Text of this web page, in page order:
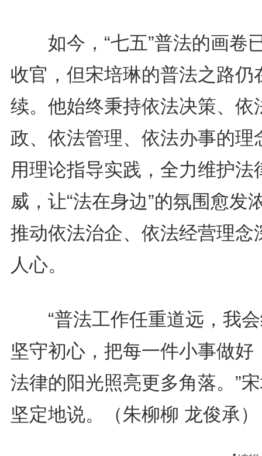
如今，“七五”普法的画卷
收官，但宋培琳的普法之路仍
续。他始终秉持依法决策、依
政、依法管理、依法办事的理
用理论指导实践，全力维护法
威，让“法在身边”的氛围愈发
推动依法治企、依法经营理念
人心。
“普法工作任重道远，我会
坚守初心，把每一件小事做好
法律的阳光照亮更多角落。”
坚定地说。（朱柳柳 龙俊承）